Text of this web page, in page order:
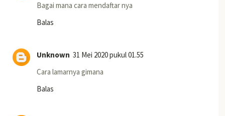
Bagai mana cara mendaftar nya
Balas
Unknown 31 Mei 2020 pukul 01.55
Cara lamarnya gimana
Balas